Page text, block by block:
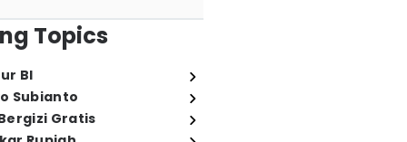
Topics
BI
Subianto
Gratis